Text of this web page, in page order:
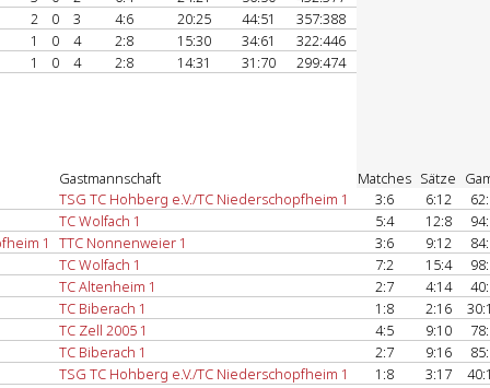
2 0 3 4:6 20:25 44:51
357:388
1 0 4 2:8 15:30 34:61
322:446
1 0 4 2:8 14:31 31:70 299:474
Gastmannschaft Matches Sätze
TSG TC Hohberg e.V./TC Niederschopfheim 1 3:6 6:12
TC Wolfach 1 5:4 12:8
1 TTC Nonnenweier 1 3:6 9:12
TC Wolfach 1 7:2 15:4
TC Altenheim 1 2:7 4:14
TC Biberach 1 1:8 2:16
TC Zell 2005 1 4:5 9:10
TC Biberach 1 2:7 9:16
TSG TC Hohberg e.V./TC Niederschopfheim 1 1:8 3:17